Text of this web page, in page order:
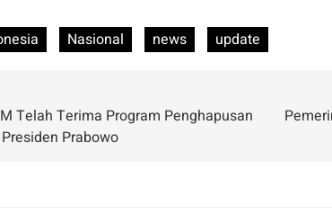
Nasional news update
Telah Terima Program Penghapusan
Prabowo